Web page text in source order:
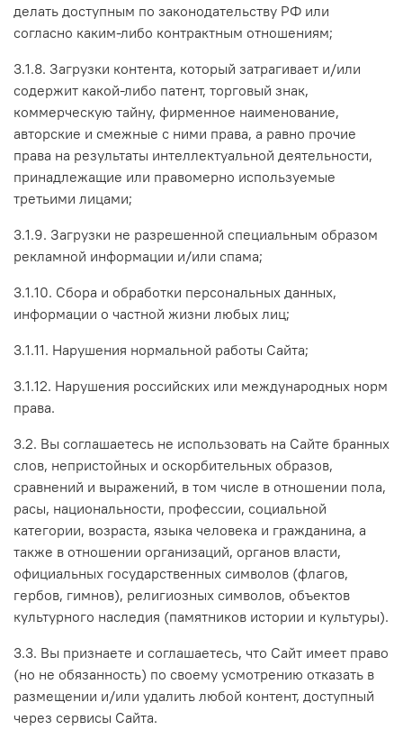
делать доступным по законодательству РФ или
согласно каким-либо контрактным отношениям;
3.1.8. Загрузки контента, который затрагивает и/или
содержит какой-либо патент, торговый знак,
коммерческую тайну, фирменное наименование,
авторские и смежные с ними права, а равно прочие
права на результаты интеллектуальной деятельности,
принадлежащие или правомерно используемые
третьими лицами;
3.1.9. Загрузки не разрешенной специальным образом
рекламной информации и/или спама;
3.1.10. Сбора и обработки персональных данных,
информации о частной жизни любых лиц;
3.1.11. Нарушения нормальной работы Сайта;
3.1.12. Нарушения российских или международных норм
права.
3.2. Вы соглашаетесь не использовать на Сайте бранных
слов, непристойных и оскорбительных образов,
сравнений и выражений, в том числе в отношении пола,
расы, национальности, профессии, социальной
категории, возраста, языка человека и гражданина, а
также в отношении организаций, органов власти,
официальных государственных символов (флагов,
гербов, гимнов), религиозных символов, объектов
культурного наследия (памятников истории и культуры).
3.3. Вы признаете и соглашаетесь, что Сайт имеет право
(но не обязанность) по своему усмотрению отказать в
размещении и/или удалить любой контент, доступный
через сервисы Сайта.